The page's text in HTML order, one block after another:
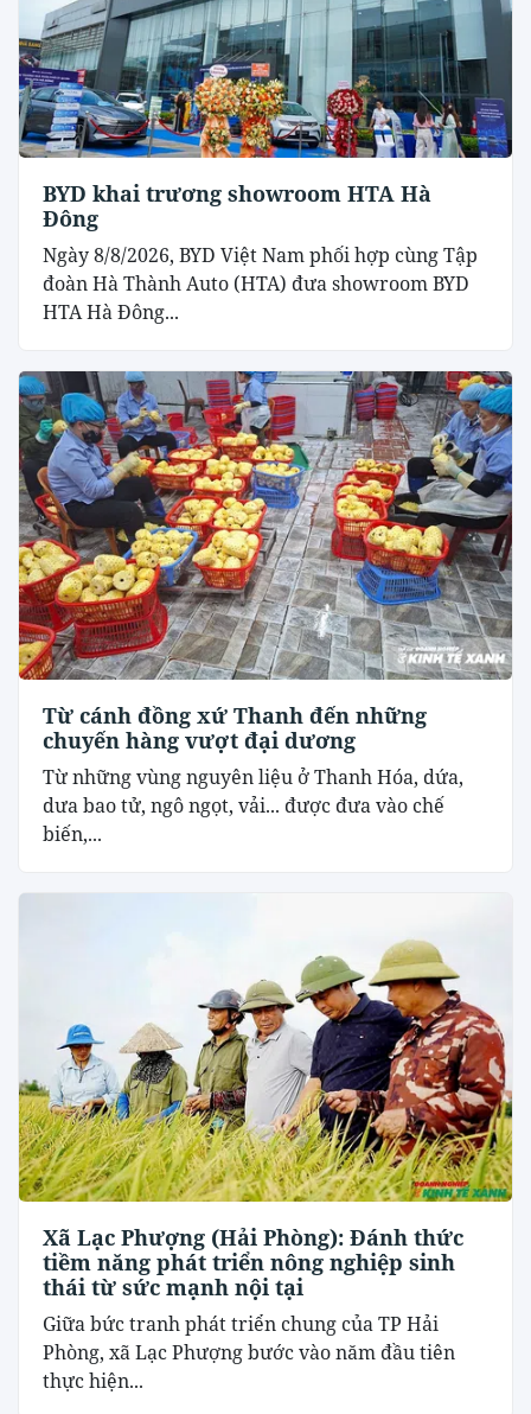
BYD khai trương showroom HTA Hà
Đông
Ngày 8/8/2026, BYD Việt Nam phối hợp cùng Tập
đoàn Hà Thành Auto (HTA) đưa showroom BYD
HTA Hà Đông...
Từ cánh đồng xứ Thanh đến những
chuyến hàng vượt đại dương
Từ những vùng nguyên liệu ở Thanh Hóa, dứa,
dưa bao tử, ngô ngọt, vải... được đưa vào chế
biến,...
Xã Lạc Phượng (Hải Phòng): Đánh thức
tiềm năng phát triển nông nghiệp sinh
thái từ sức mạnh nội tại
​Giữa bức tranh phát triển chung của TP Hải
Phòng, xã Lạc Phượng bước vào năm đầu tiên
thực hiện...